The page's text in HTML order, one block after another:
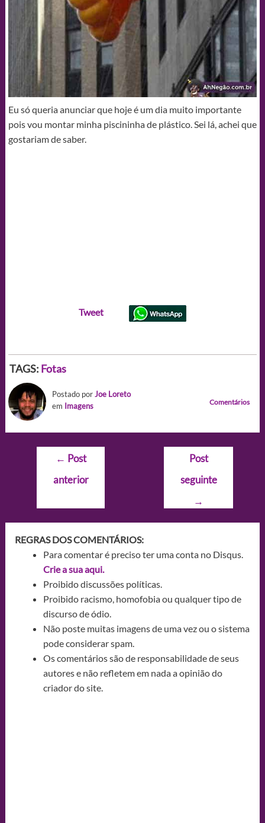
Eu só queria anunciar que hoje é um dia muito importante
pois vou montar minha piscininha de plástico. Sei lá, achei que
gostariam de saber.
Tweet
TAGS: Fotas
Postado porJoe Loreto
em Imagens Comentários
Navegação
Post
← Post
anterior
Post
seguinte
→
REGRAS DOS COMENTÁRIOS:
Para comentar é preciso ter uma conta no Disqus.
Crie a sua aqui.
Proibido discussões políticas.
Proibido racismo, homofobia ou qualquer tipo de
discurso de ódio.
Não poste muitas imagens de uma vez ou o sistema
pode considerar spam.
Os comentários são de responsabilidade de seus
autores e não refletem em nada a opinião do
criador do site.